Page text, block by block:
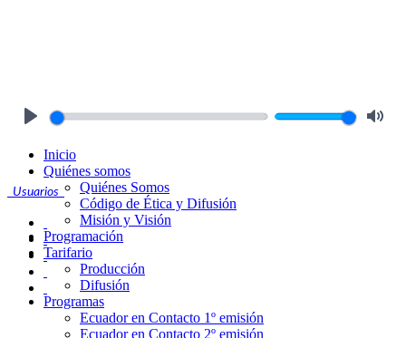
Usuarios
Inicio
Quiénes somos
Quiénes Somos
Código de Ética y Difusión
Misión y Visión
Programación
Tarifario
Producción
Difusión
Programas
Ecuador en Contacto 1º emisión
Ecuador en Contacto 2º emisión